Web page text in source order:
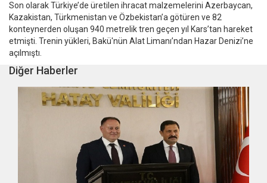
Son olarak Türkiye’de üretilen ihracat malzemelerini Azerbaycan,
Kazakistan, Türkmenistan ve Özbekistan’a götüren ve 82
konteynerden oluşan 940 metrelik tren geçen yıl Kars’tan hareket
etmişti. Trenin yükleri, Bakü'nün Alat Limanı’ndan Hazar Denizi’ne
açılmıştı.
Diğer Haberler